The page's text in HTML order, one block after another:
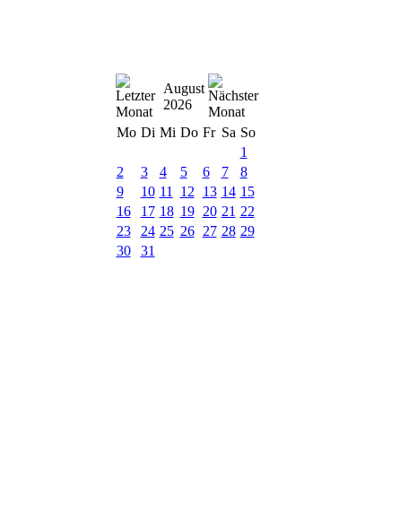
August
2026
Mo Di Mi Do Fr Sa So
1
2
3 4 5 6 7
8
9
10 11 12 13 14 15
16
17 18 19 20 21 22
23
24 25 26 27 28 29
30
31